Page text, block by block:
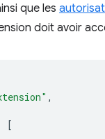
que les
doit avoir
,
[